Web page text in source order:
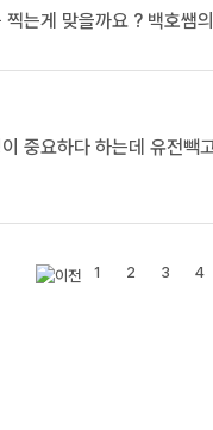
찍는게 맞을까요 ? 백호쌤
중요하다 하는데 유전빽
1 2 3 4